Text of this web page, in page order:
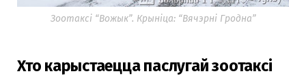
Зоотаксі “Вожык”. Крыніца: “Вячэрні Гродна”
Хто карыстаецца паслугай зоотаксі